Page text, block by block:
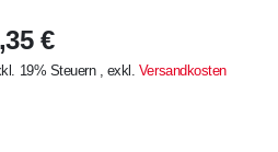
€
19% Steuern , exkl. Versandkosten